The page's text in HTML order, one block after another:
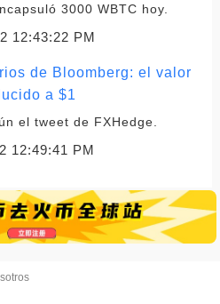
3000 WBTC hoy.
12:43:22 PM
de Bloomberg: el valor
a $1
el tweet de FXHedge.
12:49:41 PM